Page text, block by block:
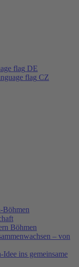
DE
CZ
Böhmen
Böhmen
– von
Idee ins gemeinsame